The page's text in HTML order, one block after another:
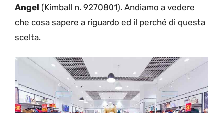
Angel (Kimball n. 9270801). Andiamo a vedere
che cosa sapere a riguardo ed il perché di questa
scelta.